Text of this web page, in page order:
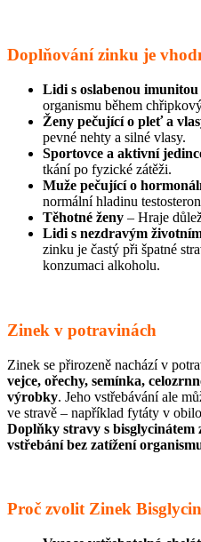
Doplňování zinku je
Lidi s oslabenou imunitou
organismu během
Ženy pečující o pleť a
pevné nehty a silné vlasy.
Sportovce a aktivní
tkání po fyzické zátěži.
Muže pečující o
normální hladinu
Těhotné ženy – Hraje
Lidi s nezdravým
zinku je častý při špatné
konzumaci alkoholu.
Zinek v potravinách
Zinek se přirozeně nachází v
vejce, ořechy, semínka,
výrobky. Jeho vstřebávání ale
ve stravě – například fytáty v
Doplňky stravy s
vstřebání bez zatížení
Proč zvolit Zinek